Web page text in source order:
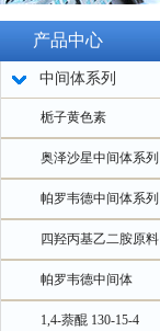
产品中心
中间体系列
栀子黄色素
奥泽沙星中间体系列
帕罗韦德中间体系列
四羟丙基乙二胺原料
帕罗韦德中间体
1,4-萘醌 130-15-4